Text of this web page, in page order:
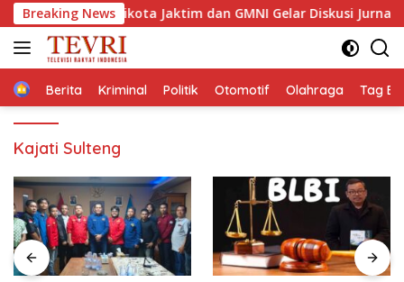
Langsung
ke
konten
Breaking News
PWI Walikota Jaktim dan GMNI Gelar Diskusi Jurnalistik,
HomeBerita Kriminal Politik Otomotif Olahraga Tag
Kajati Sulteng